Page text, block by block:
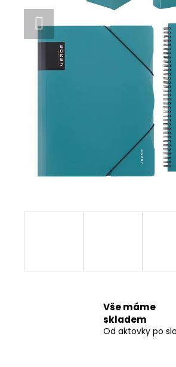
Vše máme
skladem
Od aktovky po
STUDENTSKÝ BATOH
FLOWERS + ETUE ZDARMA
1 699 Kč